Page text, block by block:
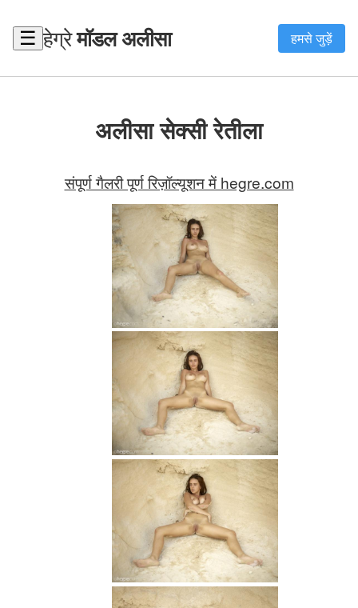
☰ हेग्रेमॉडल अलीसा हमसे जुड़ें
अलीसा सेक्सी रेतीला
संपूर्ण गैलरी पूर्ण रिज़ॉल्यूशन में hegre.com